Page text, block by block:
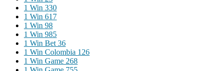
1 Win 330
1 Win 617
1 Win 98
1 Win 985
1 Win Bet 36
1 Win Colombia 126
1 Win Game 268